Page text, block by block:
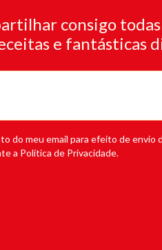
consigo
e fantásticas
do meu email para efeito de envio
a Política de Privacidade.